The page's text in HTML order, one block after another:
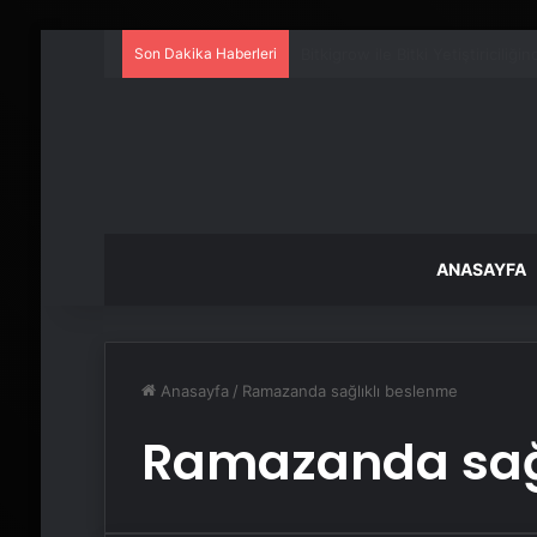
Son Dakika Haberleri
ANASAYFA
Anasayfa / Ramazanda sağlıklı beslenme
Ramazanda